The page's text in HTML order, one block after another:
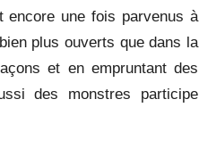
encore une fois parvenus à
plus ouverts que dans la
et en empruntant des
des monstres participe